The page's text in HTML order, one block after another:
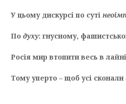
У цьому дискурсі по суті
По духу: гнусному,
Росія мир втопити весь в
Тому уперто – щоб усі